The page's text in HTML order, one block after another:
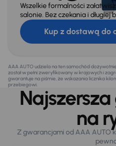
Wszelkie formalności
salonie. Bez czekania i długiej
Kup z dostawą do
AAA AUTO udziela na ten samochód
został w pełni zweryfikowany w krajowych i
gwarantuje na piśmie, że wskazania licznika
przebiegowi.
na
Z gwarancjami od AAA AUTO